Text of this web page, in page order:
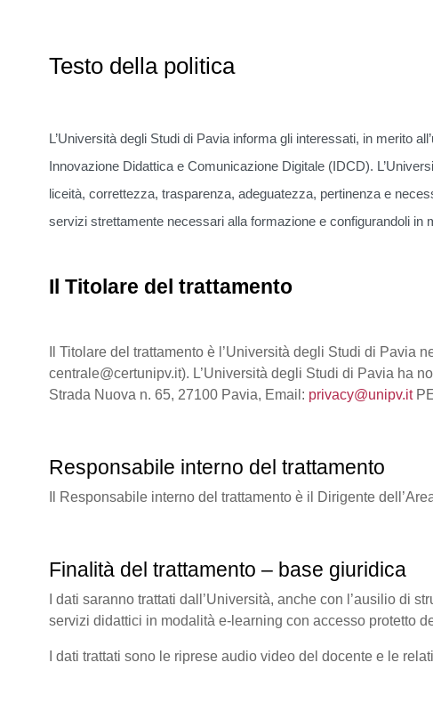
Testo della politica
L’Università degli Studi di Pavia informa gli interessati, in merito
Innovazione Didattica e Comunicazione Digitale (IDCD).
liceità, correttezza, trasparenza, adeguatezza, pertinenza e
servizi strettamente necessari alla formazione e configurandoli in
Il Titolare del trattamento
Il Titolare del trattamento è l’Università degli Studi di
centrale@certunipv.it). L’Università degli Studi di Pavia ha
Strada Nuova n. 65, 27100 Pavia, Email: privacy@unipv.it
Responsabile interno del trattamento
Il Responsabile interno del trattamento è il Dirigente
Finalità del trattamento – base giuridica
I dati saranno trattati dall’Università, anche con l’ausilio di
servizi didattici in modalità e-learning con accesso protetto
I dati trattati sono le riprese audio video del docente e le